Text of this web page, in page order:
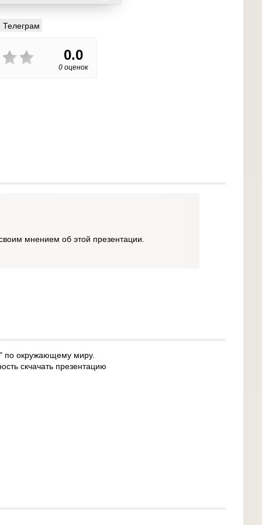
Телеграм
0.0
0 оценок
мнением об этой презентации.
по окружающему миру.
скчачать презентацию